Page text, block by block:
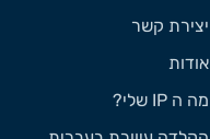
יצירת קשר
אודות
מה ה IP שלי?